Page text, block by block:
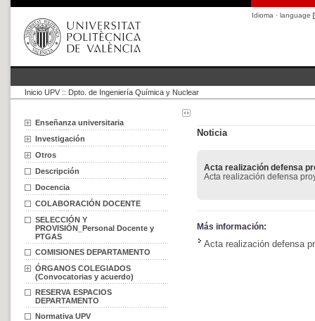
Idioma · language
Inicio UPV :: Dpto. de Ingeniería Química y Nuclear
Enseñanza universitaria
Investigación
Otros
Descripción
Docencia
COLABORACIÓN DOCENTE
SELECCIÓN Y
PROVISIÓN_Personal Docente y
PTGAS
COMISIONES DEPARTAMENTO
ÓRGANOS COLEGIADOS
(Convocatorias y acuerdo)
RESERVA ESPACIOS
DEPARTAMENTO
Normativa UPV
Noticia
Acta realización defensa
Acta realización defensa
Más información:
Acta realización defensa